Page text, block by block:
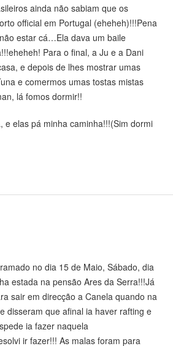
ainda não sabiam que os
official em Portugal (eheheh)!!!Pena
estar cá…Ela dava um baile
Para o final, a Ju e a Dani
e depois de lhes mostrar umas
e comermos umas tostas mistas
lá fomos dormir!!
e elas pá minha caminha!!!(Sim dormi
no dia 15 de Maio, Sábado, dia
estada na pensão Ares da Serra!!!Já
sair em direcção a Canela quando na
disseram que afinal ia haver rafting e
ia fazer naquela
ir fazer!!! As malas foram para